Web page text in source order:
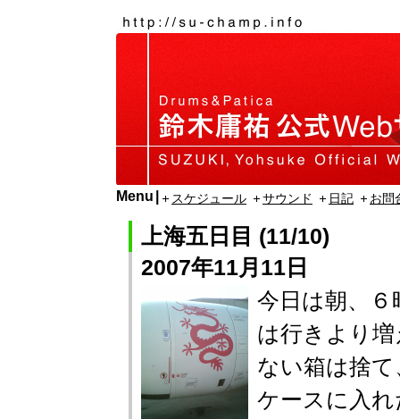
Menu スケジュール サウンド 日記 お問
上海五日目 (11/10)
2007年11月11日
今日は朝、
は行きより
ない箱は捨
ケースに入